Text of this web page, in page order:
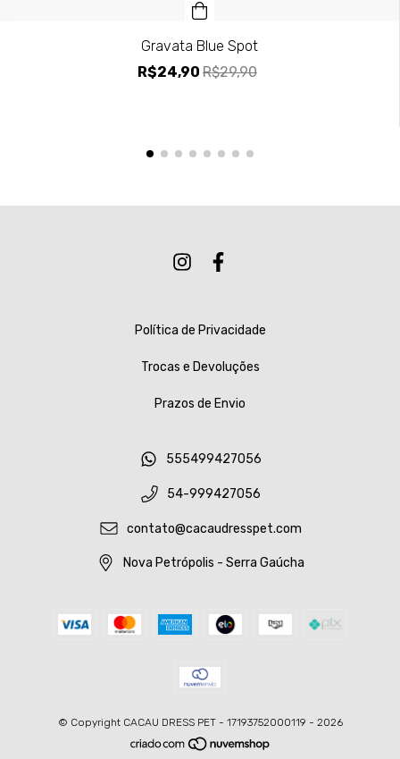
Gravata Blue Spot
R$24,90 R$29,90
Política de Privacidade
Trocas e Devoluções
Prazos de Envio
555499427056
54-999427056
contato@cacaudresspet.com
Nova Petrópolis - Serra Gaúcha
© Copyright CACAU DRESS PET - 17193752000119 - 2026